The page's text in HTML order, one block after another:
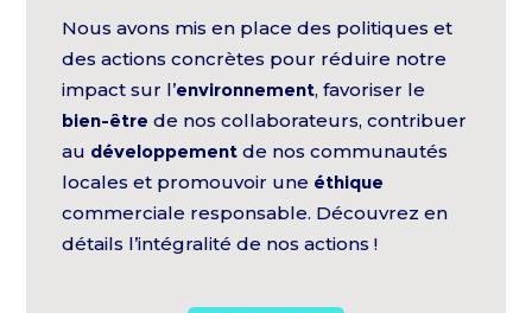
Nous avons mis en place des politiques et
des actions concrètes pour réduire notre
impact sur l’environnement, favoriser le
bien-être de nos collaborateurs, contribuer
au développementde nos communautés
locales et promouvoir une éthique
commerciale responsable. Découvrez en
détails l’intégralité de nos actions !